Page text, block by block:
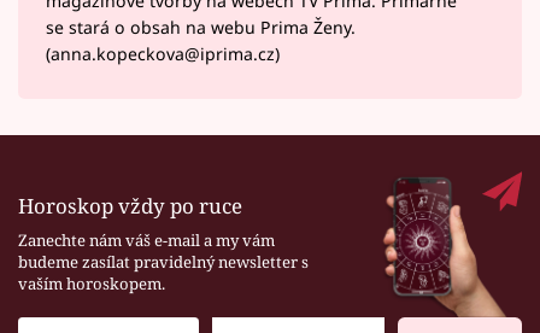
se stará o obsah na webu Prima Ženy.
(anna.kopeckova@iprima.cz)
Horoskop vždy po ruce
Zanechte nám váš e-mail a my vám
budeme zasílat pravidelný newsletter s
vaším horoskopem.